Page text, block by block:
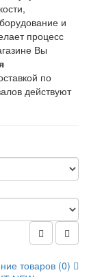
и
процесс
Вы
по
действуют
товаров (0)